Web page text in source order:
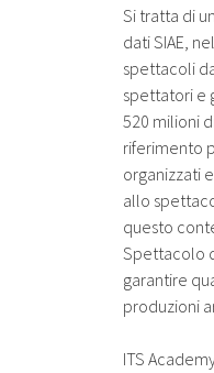
Si tratta di
dati SIAE,
spettacoli
spettatori e
520 milioni
riferimento
organizzati
allo
questo
Spettacolo
garantire
produzioni
ITS